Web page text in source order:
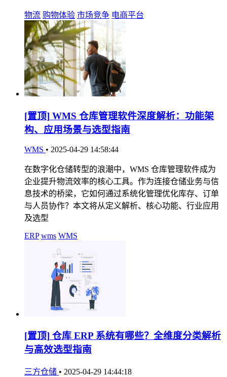
物流 购物体验 市场竞争 电商平台
[置顶] WMS 仓库管理软件深度解析：功能架
构、应用场景与选型指南
WMS • 2025-04-29 14:58:44
在数字化仓储转型的浪潮中，WMS 仓库管理软件成为
企业提升物流效率的核心工具。作为连接仓储业务与信
息技术的桥梁，它如何通过系统化管理优化库存、订单
与人员协作？本文将从定义解析、核心功能、行业应用
及选型
ERP wms WMS
[置顶] 仓库 ERP 系统有哪些？全维度分类解析
与高效选型指南
三方仓储 • 2025-04-29 14:44:18